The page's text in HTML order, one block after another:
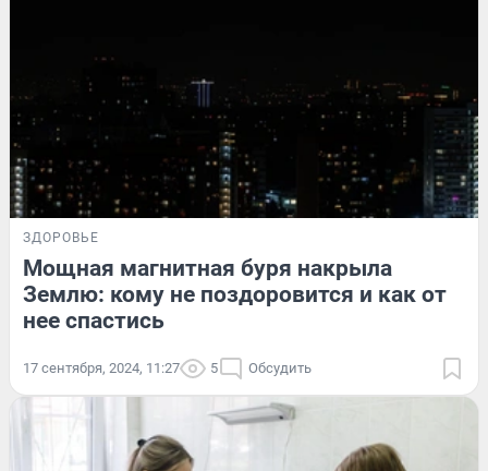
ЗДОРОВЬЕ
Мощная магнитная буря накрыла
Землю: кому не поздоровится и как от
нее спастись
17 сентября, 2024, 11:27 5 Обсудить